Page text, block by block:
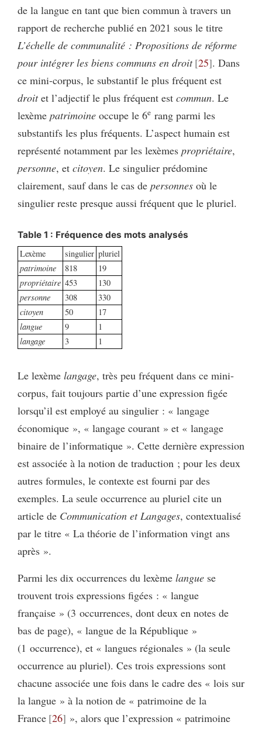
de la langue en tant que bien commun à travers un
rapport de recherche publié en 2021 sous le titre
L’échelle de communalité : Propositions de réforme
pour intégrer les biens communs en droit 25 . Dans
ce mini-corpus, le substantif le plus fréquent est
droitet l’adjectif le plus fréquent est commun. Le
lexème patrimoine occupe le 6e rang parmi les
substantifs les plus fréquents. L’aspect humain est
représenté notamment par les lexèmes propriétaire,
personne, et citoyen. Le singulier prédomine
clairement, sauf dans le cas de personnes où le
singulier reste presque aussi fréquent que le pluriel.
Table 1 : Fréquence des mots analysés
Lexème
singulier pluriel
patrimoine
818
19
propriétaire 453
130
personne
308
330
citoyen
50
17
langue
9
1
langage
3 1
Le lexème langage, très peu fréquent dans ce mini-
corpus, fait toujours partie d’une expression figée
lorsqu’il est employé au singulier : « langage
économique », « langage courant » et « langage
binaire de l’informatique ». Cette dernière expression
est associée à la notion de traduction ; pour les deux
autres formules, le contexte est fourni par des
exemples. La seule occurrence au pluriel cite un
article de Communication et Langages, contextualisé
par le titre « La théorie de l’information vingt ans
après ».
Parmi les dix occurrences du lexème langue se
trouvent trois expressions figées : « langue
française » (3 occurrences, dont deux en notes de
bas de page), « langue de la République »
(1 occurrence), et « langues régionales » (la seule
occurrence au pluriel). Ces trois expressions sont
chacune associée une fois dans le cadre des « lois sur
la langue » à la notion de « patrimoine de la
France 26 », alors que l’expression « patrimoine